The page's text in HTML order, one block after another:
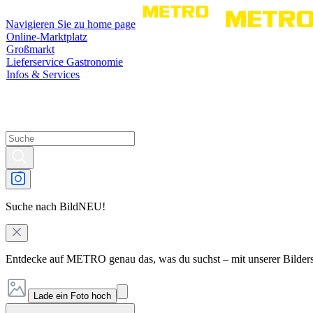
Navigieren Sie zu home page
Online-Marktplatz
Großmarkt
Lieferservice Gastronomie
Infos & Services
Suche nach BildNEU!
Entdecke auf METRO genau das, was du suchst – mit unserer
Lade ein Foto hoch